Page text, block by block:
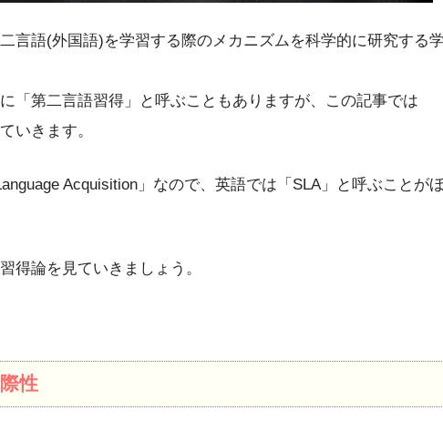
言語(外国語)を学習する際のメカニズムを科学的に研究する学
「第二言語習得」と呼ぶこともありますが、この記事では
いきます。
Acquisition」なので、英語では「SLA」と呼ぶことがほ
得論を見ていきましょう。
性